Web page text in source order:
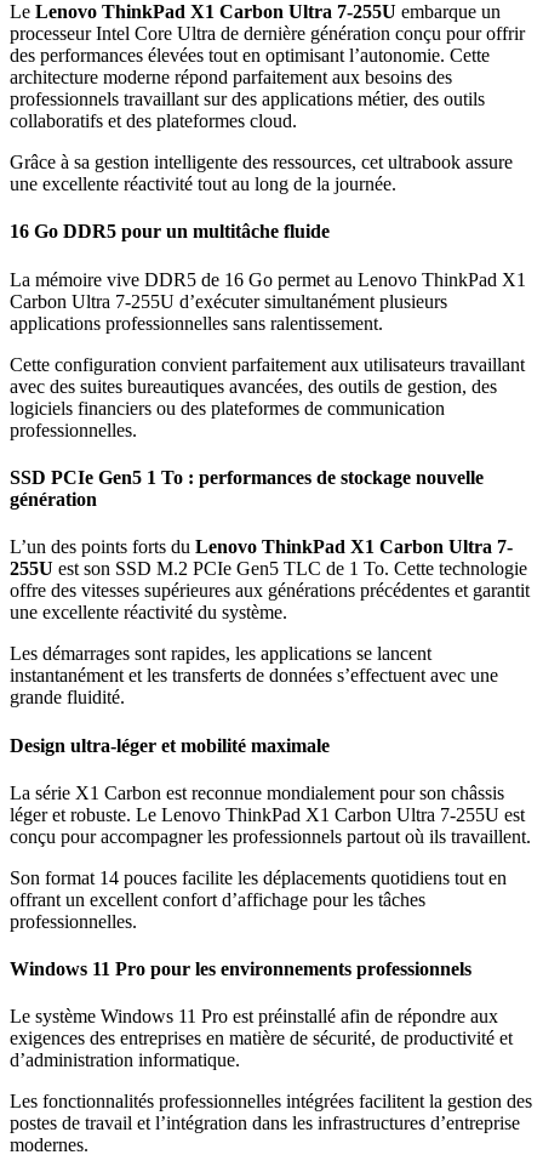
Le Lenovo ThinkPad X1 Carbon Ultra 7-255U embarque un
processeur Intel Core Ultra de dernière génération conçu pour offrir
des performances élevées tout en optimisant l’autonomie. Cette
architecture moderne répond parfaitement aux besoins des
professionnels travaillant sur des applications métier, des outils
collaboratifs et des plateformes cloud.
Grâce à sa gestion intelligente des ressources, cet ultrabook assure
une excellente réactivité tout au long de la journée.
16 Go DDR5 pour un multitâche fluide
La mémoire vive DDR5 de 16 Go permet au Lenovo ThinkPad X1
Carbon Ultra 7-255U d’exécuter simultanément plusieurs
applications professionnelles sans ralentissement.
Cette configuration convient parfaitement aux utilisateurs travaillant
avec des suites bureautiques avancées, des outils de gestion, des
logiciels financiers ou des plateformes de communication
professionnelles.
SSD PCIe Gen5 1 To : performances de stockage nouvelle
génération
L’un des points forts du Lenovo ThinkPad X1 Carbon Ultra 7-
255U est son SSD M.2 PCIe Gen5 TLC de 1 To. Cette technologie
offre des vitesses supérieures aux générations précédentes et garantit
une excellente réactivité du système.
Les démarrages sont rapides, les applications se lancent
instantanément et les transferts de données s’effectuent avec une
grande fluidité.
Design ultra-léger et mobilité maximale
La série X1 Carbon est reconnue mondialement pour son châssis
léger et robuste. Le Lenovo ThinkPad X1 Carbon Ultra 7-255U est
conçu pour accompagner les professionnels partout où ils travaillent.
Son format 14 pouces facilite les déplacements quotidiens tout en
offrant un excellent confort d’affichage pour les tâches
professionnelles.
Windows 11 Pro pour les environnements professionnels
Le système Windows 11 Pro est préinstallé afin de répondre aux
exigences des entreprises en matière de sécurité, de productivité et
d’administration informatique.
Les fonctionnalités professionnelles intégrées facilitent la gestion des
postes de travail et l’intégration dans les infrastructures d’entreprise
modernes.